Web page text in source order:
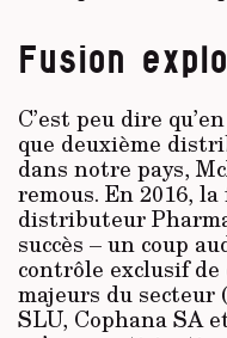
Fusion
C’est peu dire
que deuxième
dans notre pays,
remous. En 2016,
distributeur
succès – un coup
contrôle exclusif
majeurs du secteur
SLU, Cophana SA